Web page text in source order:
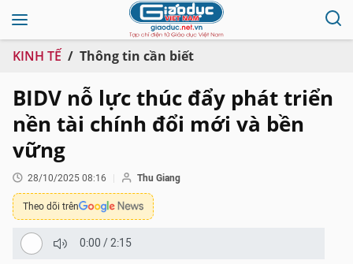
KINH TẾ Thông tin cần biết
BIDV nỗ lực thúc đẩy phát triển
nền tài chính đổi mới và bền
vững
28/10/2025 08:16 Thu Giang
Theo dõi trên
0:00 /2:15